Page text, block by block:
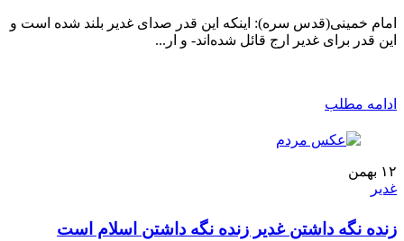
امام خمینی(قدس سره): اینکه این قدر صدای غدیر بلند شده است و
این قدر برای غدیر ارج قائل شده‌اند- و ار...
ادامه مطلب
۱۲ بهمن
غدیر
زنده نگه داشتن غدیر زنده نگه داشتن اسلام است